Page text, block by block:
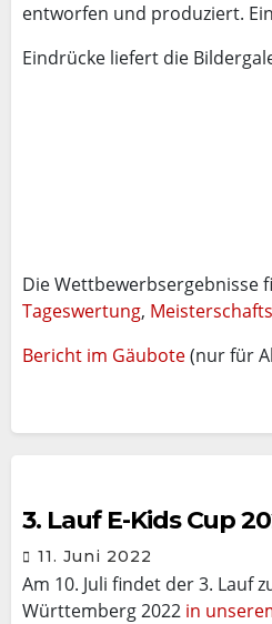
entworfen und produziert.
Eindrücke liefert die
Die Wettbewerbsergebnisse
Tageswertung,
Bericht im Gäubote(nur für
3. Lauf E-Kids Cup
11. Juni 2022
Am 10. Juli findet der 3. Lauf
Württemberg 2022 in